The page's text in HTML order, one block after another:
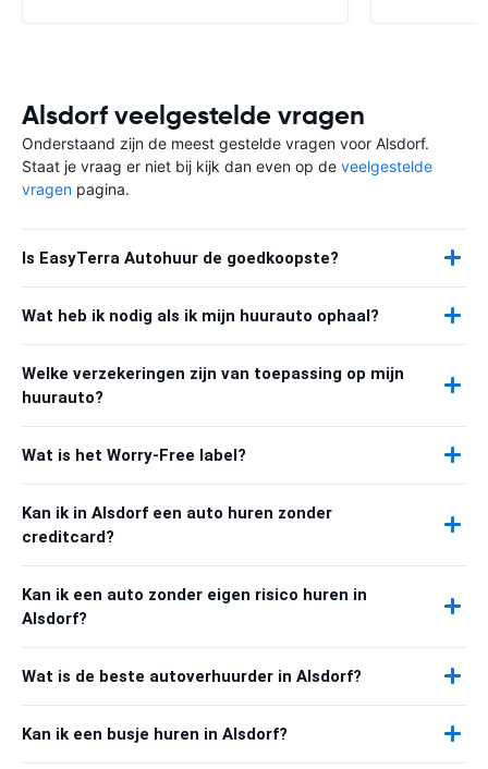
Alsdorf veelgestelde vragen
Onderstaand zijn de meest gestelde vragen voor Alsdorf.
Staat je vraag er niet bij kijk dan even op de veelgestelde
vragen pagina.
Is EasyTerra Autohuur de goedkoopste?
Wat heb ik nodig als ik mijn huurauto ophaal?
Welke verzekeringen zijn van toepassing op mijn
huurauto?
Wat is het Worry-Free label?
Kan ik in Alsdorf een auto huren zonder
creditcard?
Kan ik een auto zonder eigen risico huren in
Alsdorf?
Wat is de beste autoverhuurder in Alsdorf?
Kan ik een busje huren in Alsdorf?